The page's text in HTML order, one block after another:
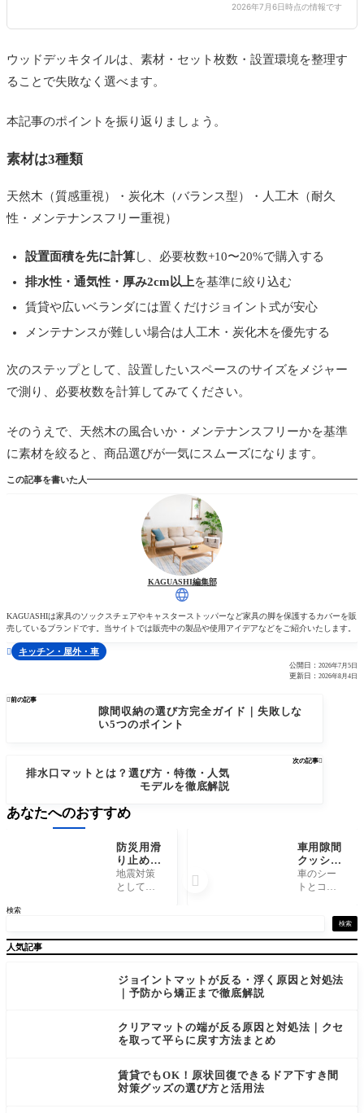
2026年7月6日時点の情報です
ウッドデッキタイルは、素材・セット枚数・設置環境を整理す
ることで失敗なく選べます。
本記事のポイントを振り返りましょう。
素材は3種類
天然木（質感重視）・炭化木（バランス型）・人工木（耐久
性・メンテナンスフリー重視）
設置面積を先に計算し、必要枚数+10〜20%で購入する
排水性・通気性・厚み2cm以上を基準に絞り込む
賃貸や広いベランダには置くだけジョイント式が安心
メンテナンスが難しい場合は人工木・炭化木を優先する
次のステップとして、設置したいスペースのサイズをメジャー
で測り、必要枚数を計算してみてください。
そのうえで、天然木の風合いか・メンテナンスフリーかを基準
に素材を絞ると、商品選びが一気にスムーズになります。
この記事を書いた人
KAGUASHI編集部
KAGUASHIは家具のソックスチェアやキャスターストッパーなど家具の脚を保護するカバーを販
売しているブランドです。当サイトでは販売中の製品や使用アイデアなどをご紹介いたします。
 キッチン・屋外・車
公開日： 2026年7月5日
更新日： 2026年8月4日
前の記事
隙間収納の選び方完全ガイド｜失敗しな
い5つのポイント
次の記事
排水口マットとは？選び方・特徴・人気
モデルを徹底解説
検索
検索
人気記事
ジョイントマットが反る・浮く原因と対処法
｜予防から矯正まで徹底解説
クリアマットの端が反る原因と対処法｜クセ
を取って平らに戻す方法まとめ
賃貸でもOK！原状回復できるドア下すき間
対策グッズの選び方と活用法
あなたへのおすすめ
防災用滑
り止めシ
ートのメ
リット・
めの注意
点
地震対策
として
を検討し
ているけ
当に効果
があるの
ないか、
どれを選
の
車用隙間
クッショ
ンの選び
方完全ガ
イント
車のシー
トとコン
マートフ
ォンや小
などが落
ありませ
